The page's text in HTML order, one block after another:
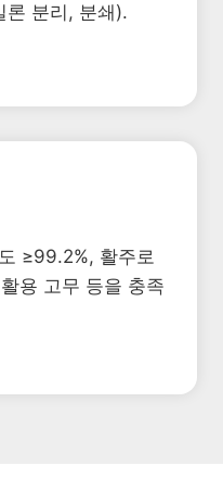
론 분리, 분쇄).
≥99.2%, 활주로
용 고무 등을 충족